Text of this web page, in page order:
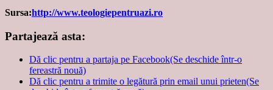
Sursa:http://www.teologiepentruazi.ro
Partajează asta:
Dă clic pentru a partaja pe Facebook(Se deschide într-o
fereastră nouă)
Dă clic pentru a trimite o legătură prin email unui prieten(Se